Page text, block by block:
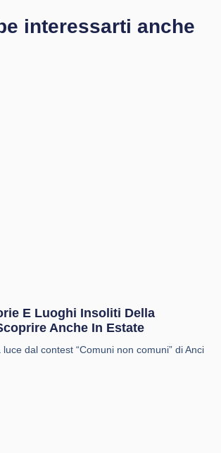
interessarti anche
E Luoghi Insoliti Della
Anche In Estate
dal contest “Comuni non comuni” di Anci